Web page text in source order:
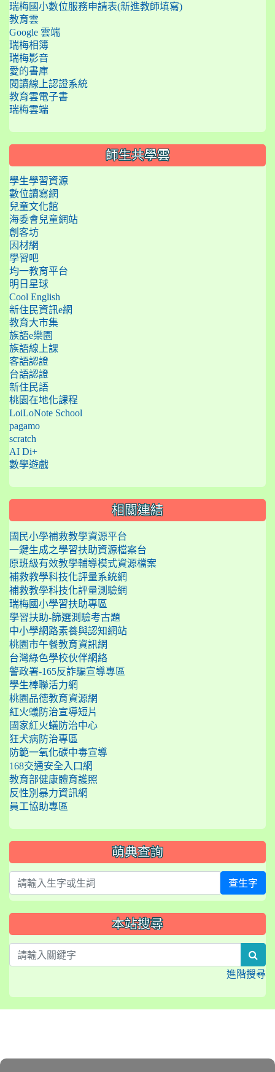
瑞梅國小數位服務申請表(新進教師填寫)
教育雲
Google 雲端
瑞梅相簿
瑞梅影音
愛的書庫
閱讀線上認證系統
教育雲電子書
瑞梅雲端
師生共學雲
學生學習資源
數位讀寫網
兒童文化館
海委會兒童網站
創客坊
因材網
學習吧
均一教育平台
明日星球
Cool English
新住民資訊e網
教育大市集
族語e樂園
族語線上課
客語認證
台語認證
新住民語
桃園在地化課程
LoiLoNote School
pagamo
scratch
AI Di+
數學遊戲
相關連結
國民小學補救教學資源平台
一鍵生成之學習扶助資源檔案台
原班級有效教學輔導模式資源檔案
補救教學科技化評量系統網
補救教學科技化評量測驗網
瑞梅國小學習扶助專區
學習扶助-篩選測驗考古題
中小學網路素養與認知網站
桃園市午餐教育資訊網
台灣綠色學校伙伴網絡
警政署-165反詐騙宣導專區
學生棒聯活力網
桃園品德教育資源網
紅火蟻防治宣導短片
國家紅火蟻防治中心
狂犬病防治專區
防範一氧化碳中毒宣導
168交通安全入口網
教育部健康體育護照
反性別暴力資訊網
員工協助專區
萌典查詢
查生字
本站搜尋
進階搜尋